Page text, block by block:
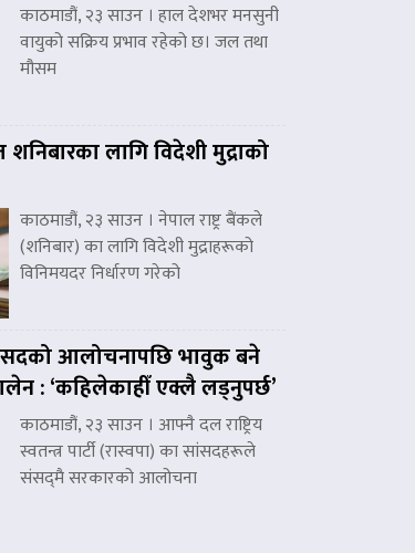
काठमाडौं, २३ साउन । हाल देशभर मनसुनी
वायुको सक्रिय प्रभाव रहेको छ। जल तथा
मौसम
लागि विदेशी मुद्राको
काठमाडौं, २३ साउन । नेपाल राष्ट्र बैंकले
(शनिबार) का लागि विदेशी मुद्राहरूको
विनिमयदर निर्धारण गरेको
आलोचनापछि भावुक बने
: ‘कहिलेकाहीँ एक्लै लड्नुपर्छ’
काठमाडौं, २३ साउन । आफ्नै दल राष्ट्रिय
स्वतन्त्र पार्टी (रास्वपा) का सांसदहरूले
संसद्‌मै सरकारको आलोचना